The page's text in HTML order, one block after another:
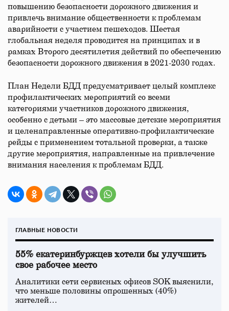
повышению безопасности дорожного движения и
привлечь внимание общественности к проблемам
аварийности с участием пешеходов. Шестая
глобальная неделя проводится на принципах и в
рамках Второго десятилетия действий по обеспечению
безопасности дорожного движения в 2021-2030 годах.
План Недели БДД предусматривает целый комплекс
профилактических мероприятий со всеми
категориями участников дорожного движения,
особенно с детьми – это массовые детские мероприятия
и целенаправленные оперативно-профилактические
рейды с применением тотальной проверки, а также
другие мероприятия, направленные на привлечение
внимания населения к проблемам БДД.
ГЛАВНЫЕ НОВОСТИ
55% екатеринбуржцев хотели бы улучшить
свое рабочее место
Аналитики сети сервисных офисов SOK выяснили,
что меньше половины опрошенных (40%)
жителей…